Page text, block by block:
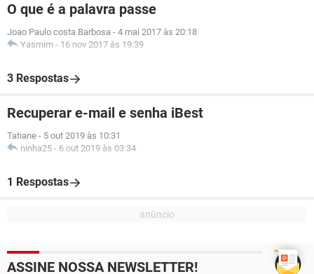
O que é a palavra passe
Joao Paulo costa Barbosa - 4 mai 2017 às 20:18
Yasmim - 16 nov 2017 às 19:39
3 Respostas
Recuperar e-mail e senha iBest
Tatiane - 5 out 2019 às 10:31
ninha25 - 6 out 2019 às 03:34
1 Respostas
ASSINE NOSSA NEWSLETTER!